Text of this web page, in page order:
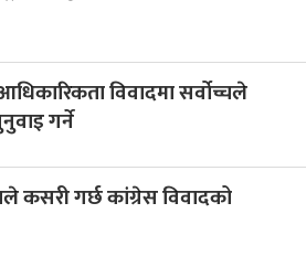
विवादमा सर्वोच्चले
गर्ने
कसरी गर्छ कांग्रेस विवादको